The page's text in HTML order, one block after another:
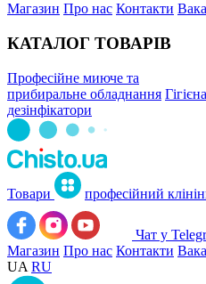
Магазин Про нас Контакти
КАТАЛОГ ТОВАРІВ
Професійне миюче та
прибиральне обладнання
дезінфікатори
Товари професійний
Чат у
Магазин Про нас Контакти
UA RU